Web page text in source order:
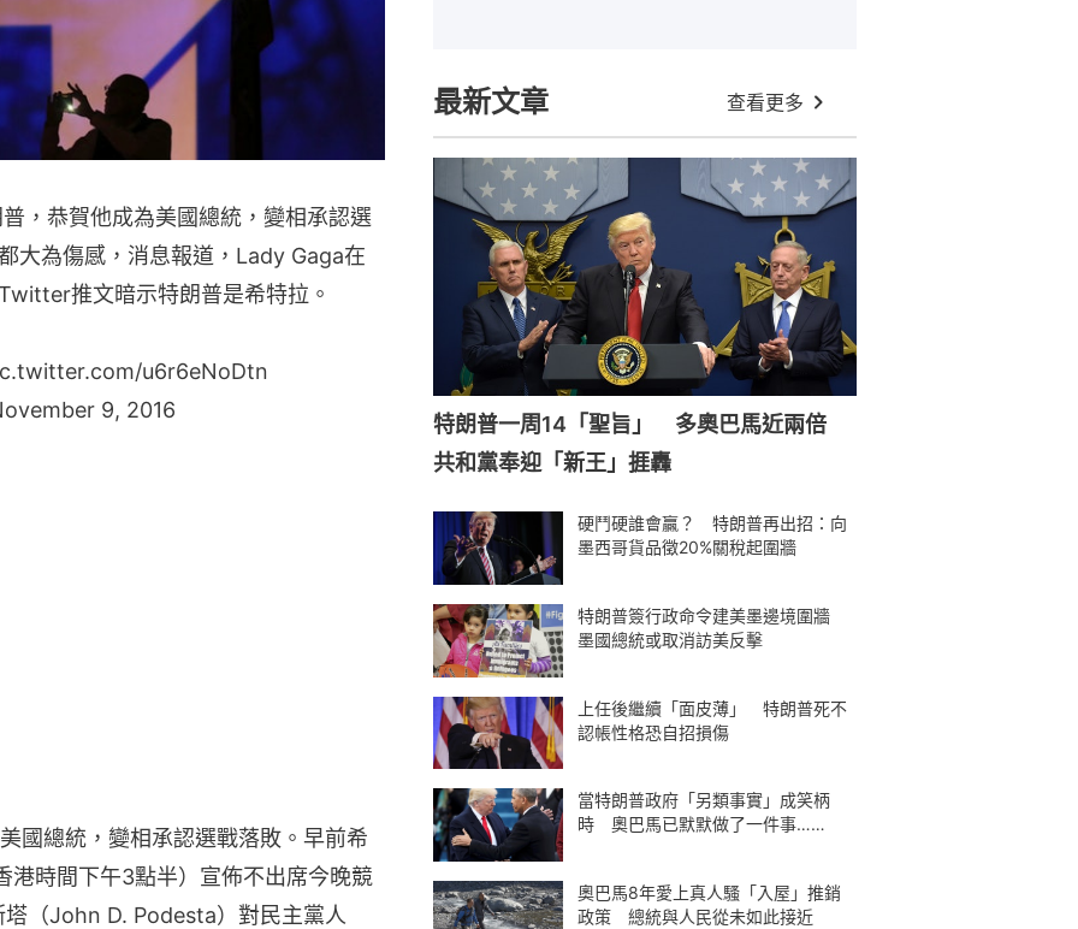
，恭賀他成為美國總統，變相承認選
大為傷感，消息報道，Lady Gaga在
推文暗示特朗普是希特拉。
u6r6eNoDtn
9, 2016
國總統，變相承認選戰落敗。早前希
港時間下午3點半）宣佈不出席今晚競
（John D. Podesta）對民主黨人
最新文章 查看更多
特朗普一周14「聖旨」 多奧巴馬近兩倍
共和黨奉迎「新王」捱轟
硬鬥硬誰會贏？ 特朗普再出招：向
墨西哥貨品徵20%關稅起圍牆
特朗普簽行政命令建美墨邊境圍牆
墨國總統或取消訪美反擊
上任後繼續「面皮薄」 特朗普死不
認帳性格恐自招損傷
當特朗普政府「另類事實」成笑柄
時 奧巴馬已默默做了一件事……
奧巴馬8年愛上真人騷「入屋」推銷
政策 總統與人民從未如此接近